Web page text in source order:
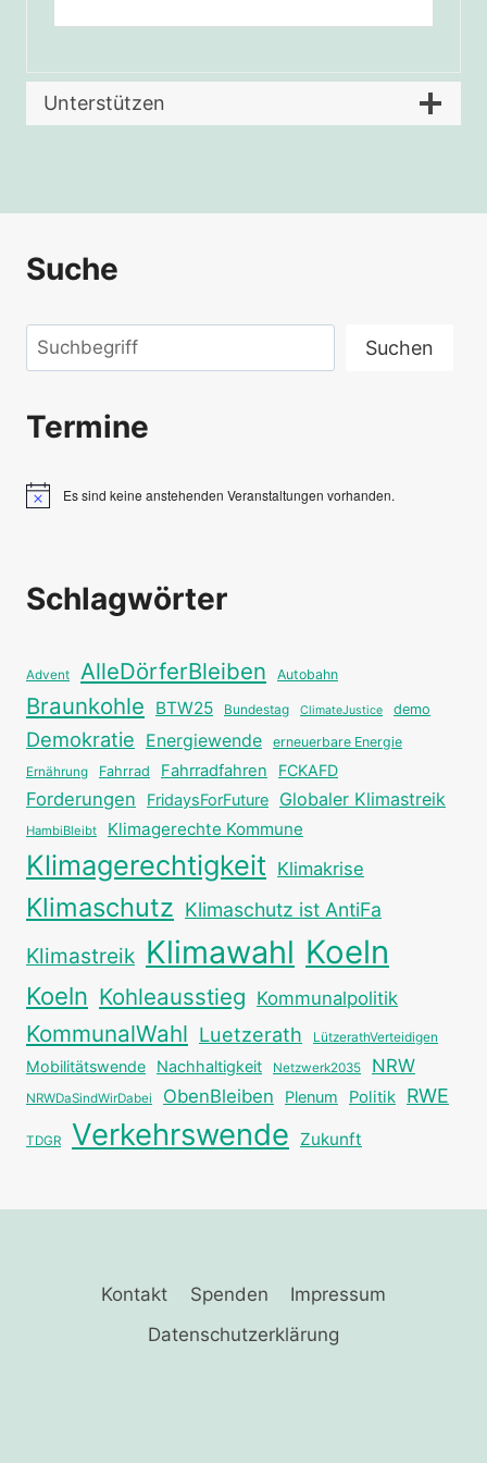
Unterstützen
Suche
Suchen Suchen
Termine
HinweisEs sind keine anstehenden Veranstaltungen vorhanden.
Schlagwörter
Advent AlleDörferBleiben Autobahn
Braunkohle BTW25 Bundestag ClimateJustice demo
Demokratie Energiewende erneuerbare Energie
Ernährung Fahrrad Fahrradfahren FCKAFD
Forderungen FridaysForFuture Globaler Klimastreik
HambiBleibt Klimagerechte Kommune
Klimagerechtigkeit Klimakrise
Klimaschutz Klimaschutz ist AntiFa
Klimastreik Klimawahl Koeln
Koeln Kohleausstieg Kommunalpolitik
KommunalWahl Luetzerath LützerathVerteidigen
Mobilitätswende Nachhaltigkeit Netzwerk2035 NRW
NRWDaSindWirDabei ObenBleiben Plenum Politik RWE
TDGR Verkehrswende Zukunft
Kontakt Spenden
Impressum
Datenschutzerklärung